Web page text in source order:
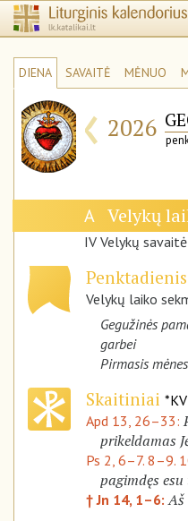
DIENA SAVAITĖ MĖNUO
‹ 2026
A Velykų
IV Velykų savaitė
Penktadienis
Velykų laiko
Gegužinės
garbei
Pirmasis
Skaitiniai
Apd 13, 26–33:
prikeldamas
Ps 2, 6–7. 8–9.
pagimdęs
† Jn 14, 1–6:Aš